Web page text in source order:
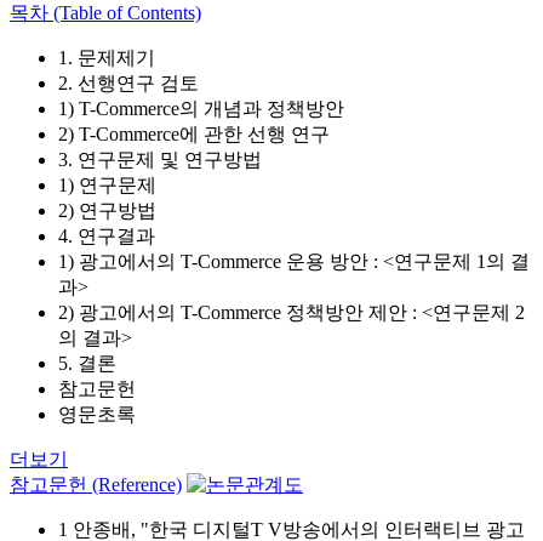
목차 (Table of Contents)
1. 문제제기
2. 선행연구 검토
1) T-Commerce의 개념과 정책방안
2) T-Commerce에 관한 선행 연구
3. 연구문제 및 연구방법
1) 연구문제
2) 연구방법
4. 연구결과
1) 광고에서의 T-Commerce 운용 방안 : <연구문제 1의 결
과>
2) 광고에서의 T-Commerce 정책방안 제안 : <연구문제 2
의 결과>
5. 결론
참고문헌
영문초록
더보기
참고문헌 (Reference)
1 안종배, "한국 디지털T V방송에서의 인터랙티브 광고